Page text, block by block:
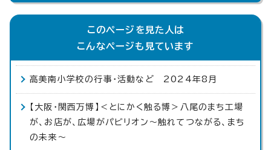
このページを見た人は
こんなページも見ています
高美南小学校の行事・活動など 2024年8月
【大阪・関西万博】＜とにかく触る博＞八尾のまち工場
が、お店が、広場がパビリオン～触れてつながる、まち
の未来〜